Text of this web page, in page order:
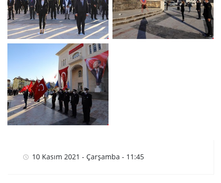
10 Kasım 2021 - Çarşamba - 11:45